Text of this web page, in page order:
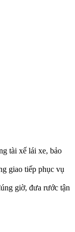
tài xế lái xe, bảo
giao tiếp phục vụ
giờ, đưa rước tận